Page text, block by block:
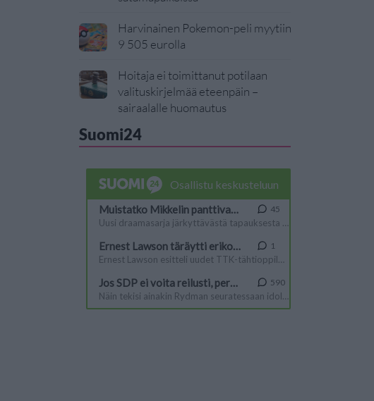
Harvinainen Pokemon-peli myytiin
9 505 eurolla
Hoitaja ei toimittanut potilaan
valituskirjelmää eteenpäin –
sairaalalle huomautus
Suomi24